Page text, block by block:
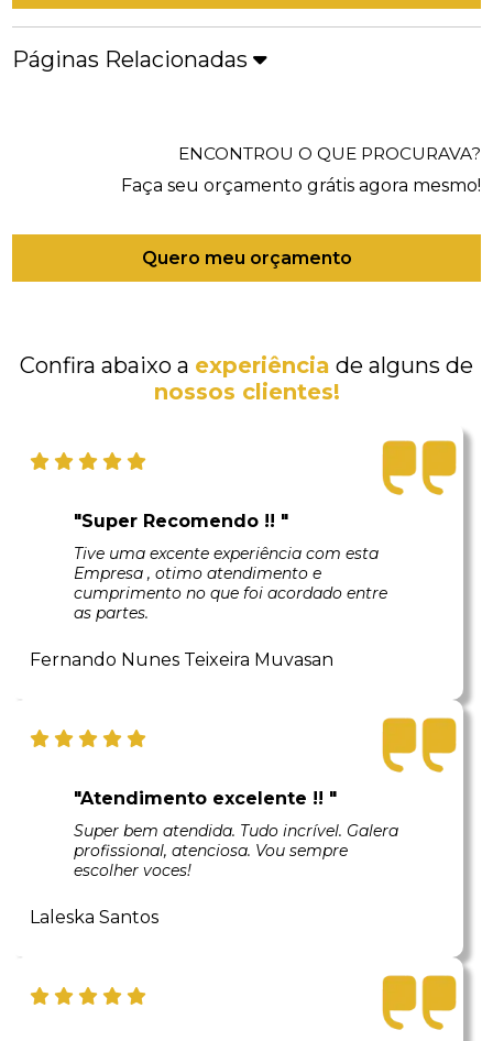
Páginas Relacionadas
ENCONTROU O QUE PROCURAVA?
Faça seu orçamento grátis agora mesmo!
Quero meu orçamento
Confira abaixo a experiência de alguns de
nossos clientes!
"Super Recomendo !! "
Tive uma excente experiência com esta
Empresa , otimo atendimento e
cumprimento no que foi acordado entre
as partes.
Fernando Nunes Teixeira Muvasan
"Atendimento excelente !! "
Super bem atendida. Tudo incrível. Galera
profissional, atenciosa. Vou sempre
escolher voces!
Laleska Santos